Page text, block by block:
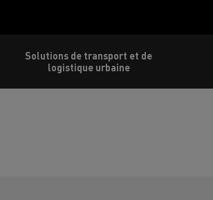
Solutions de transport et de
logistique urbaine